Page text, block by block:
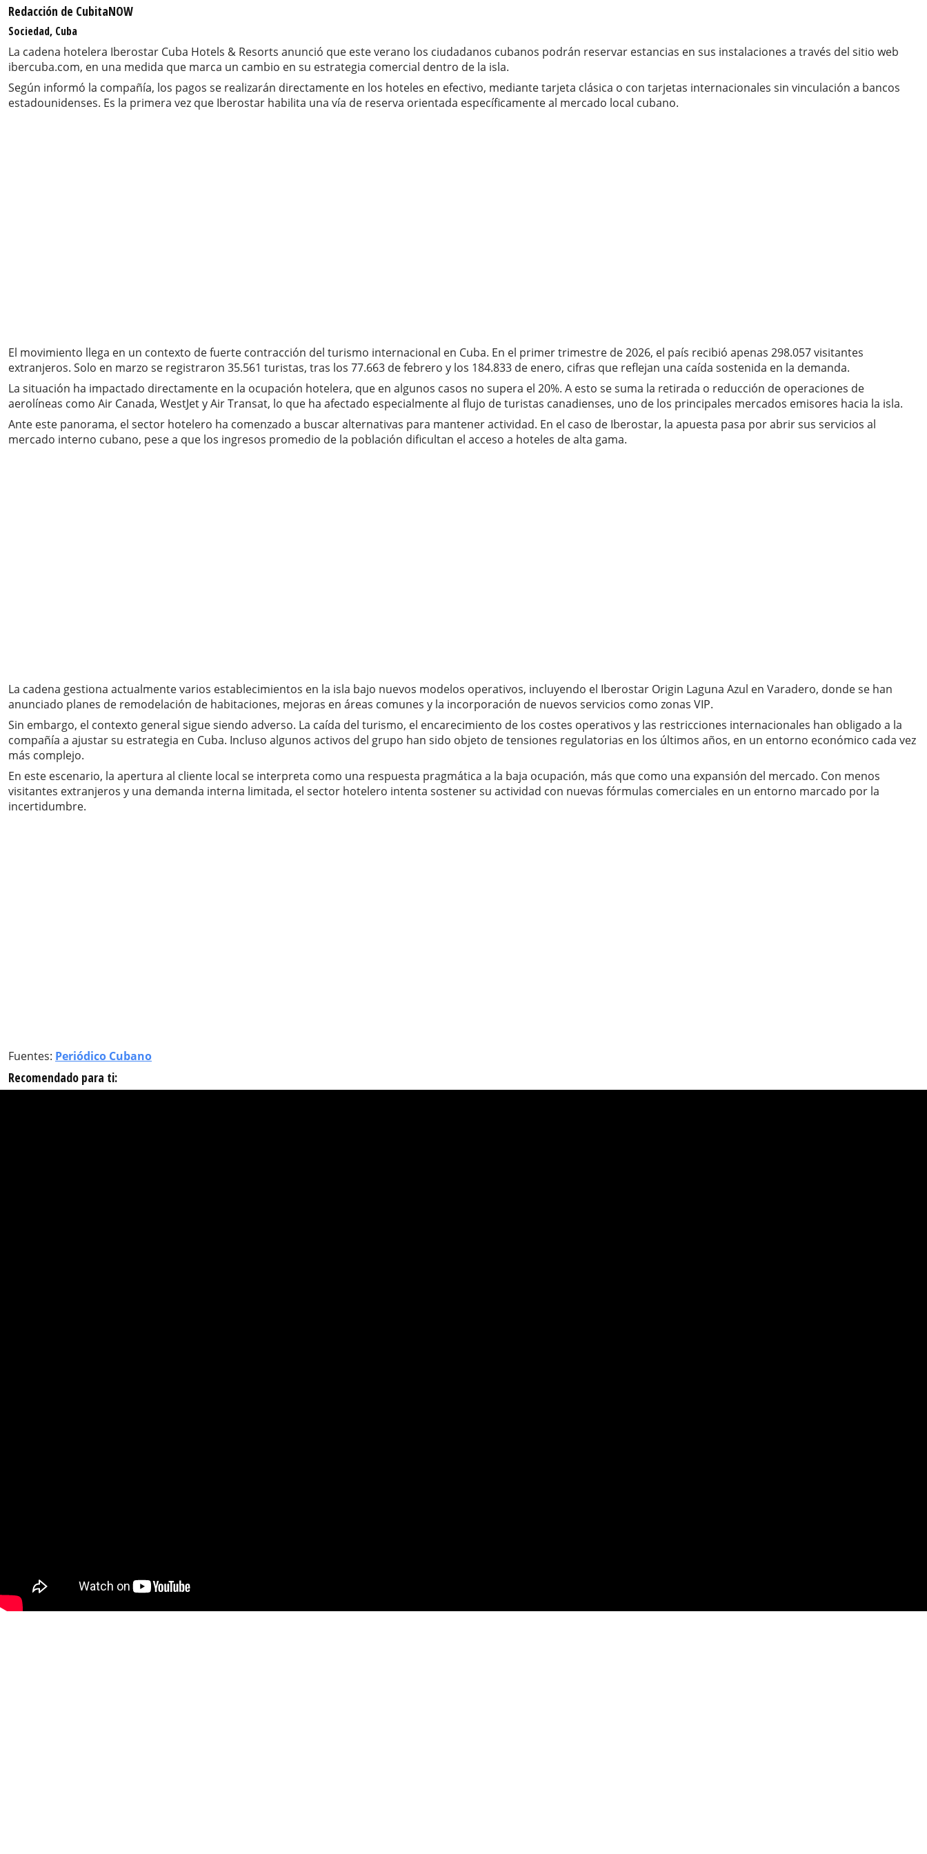
Redacción de CubitaNOW
Sociedad, Cuba
La cadena hotelera Iberostar Cuba Hotels & Resorts anunció que este verano los ciudadanos cubanos podrán reservar estancias en sus instalaciones a través del sitio web
ibercuba.com, en una medida que marca un cambio en su estrategia comercial dentro de la isla.
Según informó la compañía, los pagos se realizarán directamente en los hoteles en efectivo, mediante tarjeta clásica o con tarjetas internacionales sin vinculación a bancos
estadounidenses. Es la primera vez que Iberostar habilita una vía de reserva orientada específicamente al mercado local cubano.
El movimiento llega en un contexto de fuerte contracción del turismo internacional en Cuba. En el primer trimestre de 2026, el país recibió apenas 298.057 visitantes
extranjeros. Solo en marzo se registraron 35.561 turistas, tras los 77.663 de febrero y los 184.833 de enero, cifras que reflejan una caída sostenida en la demanda.
La situación ha impactado directamente en la ocupación hotelera, que en algunos casos no supera el 20%. A esto se suma la retirada o reducción de operaciones de
aerolíneas como Air Canada, WestJet y Air Transat, lo que ha afectado especialmente al flujo de turistas canadienses, uno de los principales mercados emisores hacia la isla.
Ante este panorama, el sector hotelero ha comenzado a buscar alternativas para mantener actividad. En el caso de Iberostar, la apuesta pasa por abrir sus servicios al
mercado interno cubano, pese a que los ingresos promedio de la población dificultan el acceso a hoteles de alta gama.
La cadena gestiona actualmente varios establecimientos en la isla bajo nuevos modelos operativos, incluyendo el Iberostar Origin Laguna Azul en Varadero, donde se han
anunciado planes de remodelación de habitaciones, mejoras en áreas comunes y la incorporación de nuevos servicios como zonas VIP.
Sin embargo, el contexto general sigue siendo adverso. La caída del turismo, el encarecimiento de los costes operativos y las restricciones internacionales han obligado a la
compañía a ajustar su estrategia en Cuba. Incluso algunos activos del grupo han sido objeto de tensiones regulatorias en los últimos años, en un entorno económico cada vez
más complejo.
En este escenario, la apertura al cliente local se interpreta como una respuesta pragmática a la baja ocupación, más que como una expansión del mercado. Con menos
visitantes extranjeros y una demanda interna limitada, el sector hotelero intenta sostener su actividad con nuevas fórmulas comerciales en un entorno marcado por la
incertidumbre.
Fuentes: Periódico Cubano
Recomendado para ti: